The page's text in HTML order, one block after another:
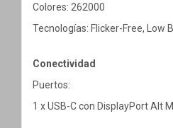
Colores: 262000
Tecnologías: Flicker-Free, Low
Conectividad
Puertos:
1 x USB-C con DisplayPort Alt